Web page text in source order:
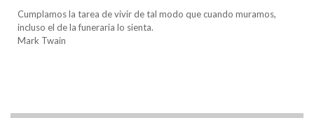
Cumplamos la tarea de vivir de tal modo que cuando muramos,
incluso el de la funeraria lo sienta.
Mark Twain